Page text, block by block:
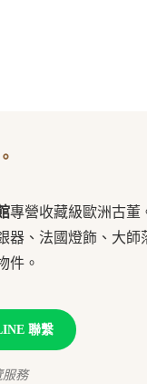
專營收藏級歐洲古董
器、法國燈飾、大
件。
聯繫
服務